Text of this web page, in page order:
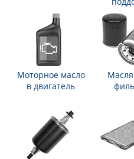
Моторное масло
в двигатель